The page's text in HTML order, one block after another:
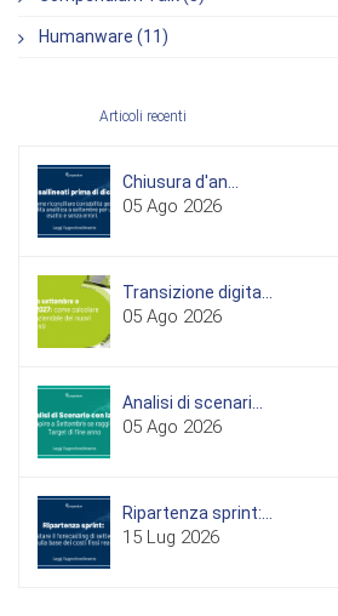
Humanware (11)
Articoli recenti
Chiusura d'an...
05 Ago 2026
Transizione digita...
05 Ago 2026
Analisi di scenari...
05 Ago 2026
Ripartenza sprint:...
15 Lug 2026